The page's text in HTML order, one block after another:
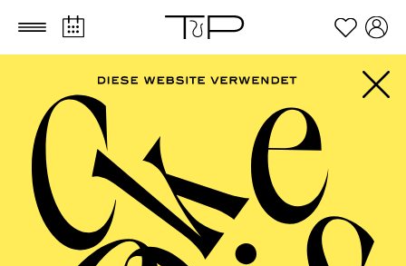
Zum Hauptinhalt springen Zum Footer springen
FILTER
SEPTEMBER 2026
PHILHARMONIE ESSEN